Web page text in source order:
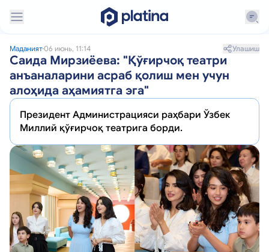
Маданият06 июнь, 11:14 Улашиш
Саида Мирзиёева: "​Қўғирчоқ театри
анъаналарини асраб қолиш мен учун
алоҳида аҳамиятга эга"
Президент Администрацияси раҳбари Ўзбек
Миллий қўғирчоқ театрига борди.